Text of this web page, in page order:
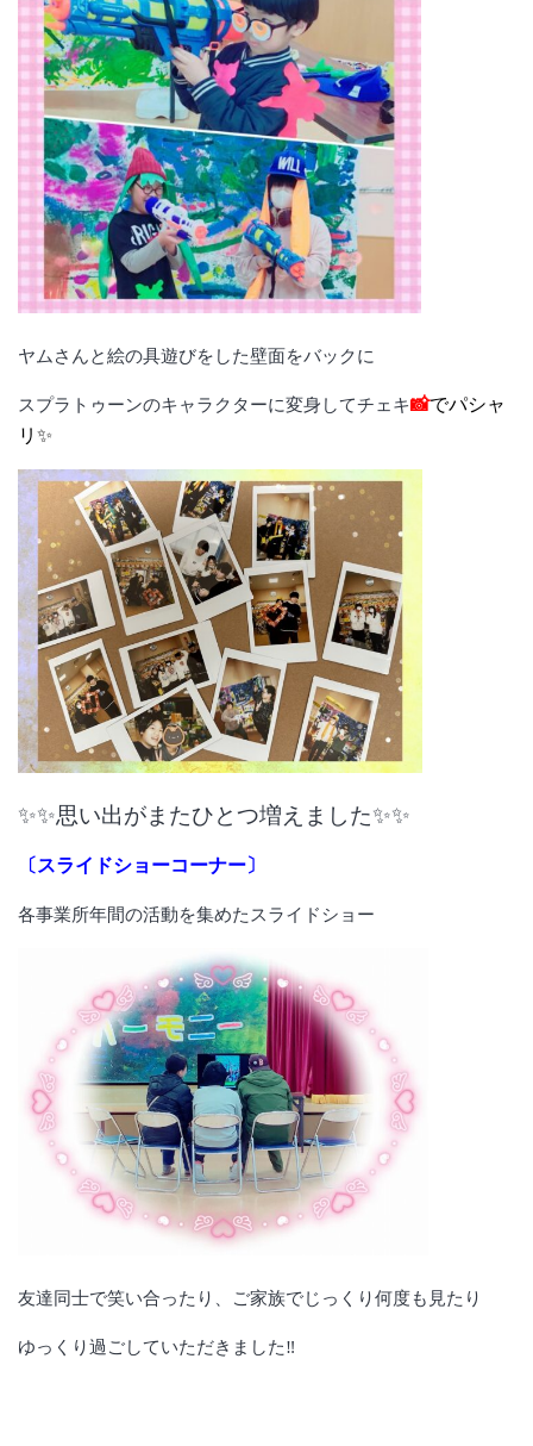
ヤムさんと絵の具遊びをした壁面をバックに
スプラトゥーンのキャラクターに変身してチェキ📸でパシャ
リ✨
✨✨思い出がまたひとつ増えました✨✨
〔スライドショーコーナー〕
各事業所年間の活動を集めたスライドショー
友達同士で笑い合ったり、ご家族でじっくり何度も見たり
ゆっくり過ごしていただきました‼